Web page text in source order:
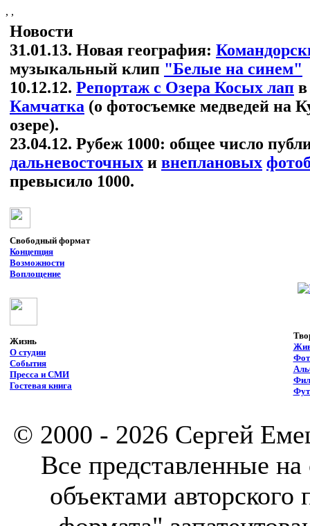
, ,
Новости
31.01.13. Новая география:
музыкальный клип "Белые на синем"
10.12.12. Репортаж с Озера Косых лап в
Камчатка (о фотосъемке медведей на
озере).
23.04.12. Рубеж 1000: общее число
дальневосточных и внеплановых
превысило 1000.
Свободный формат
Концепция
Возможности
Воплощение
Жизнь
О студии
События
Пресса и СМИ
Гостевая книга
© 2000 - 2026 Сергей
Все представленные на
объектами